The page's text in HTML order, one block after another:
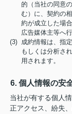
的（当社の同意
む）に、契約の
約が成立した場
広告媒体主等へ
(3) 成約情報は、指
もしくは分析さ
用されます。
6. 個人情報の安
当社が有する個人
正アクセス、紛失